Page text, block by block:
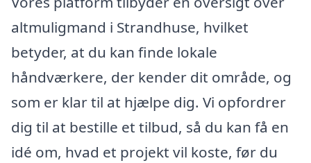
altmuligmand i Strandhuse, hvilket
betyder, at du kan finde lokale
håndværkere, der kender dit område, og
som er klar til at hjælpe dig. Vi opfordrer
dig til at bestille et tilbud, så du kan få en
idé om, hvad et projekt vil koste, før du